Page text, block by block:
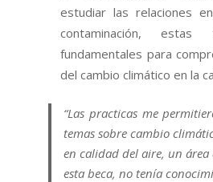
estudiar las relaciones
contaminación, estas
fundamentales para
del cambio climático en la
“Las practicas me
temas sobre cambio
en calidad del aire, un área
esta beca, no tenía